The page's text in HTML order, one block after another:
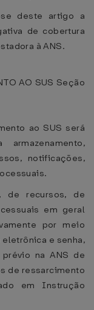
deste artigo a
de cobertura
à ANS.
AO SUS Seção
ao SUS será
notificações,
de recursos, de
em geral
por meio
e senha,
na ANS de
de ressarcimento
em Instrução